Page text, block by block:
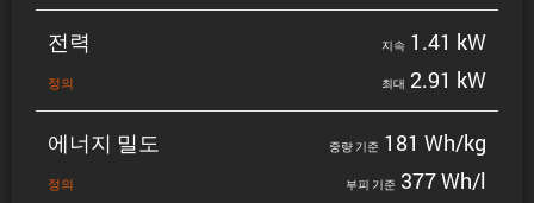
전력
정의
지속 1.41 kW
최대 2.91 kW
에너지 밀도
정의
중량 기준 181 Wh/kg
부피 기준 377 Wh/l